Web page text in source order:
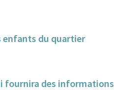
enfants du quartier
fournira des informations